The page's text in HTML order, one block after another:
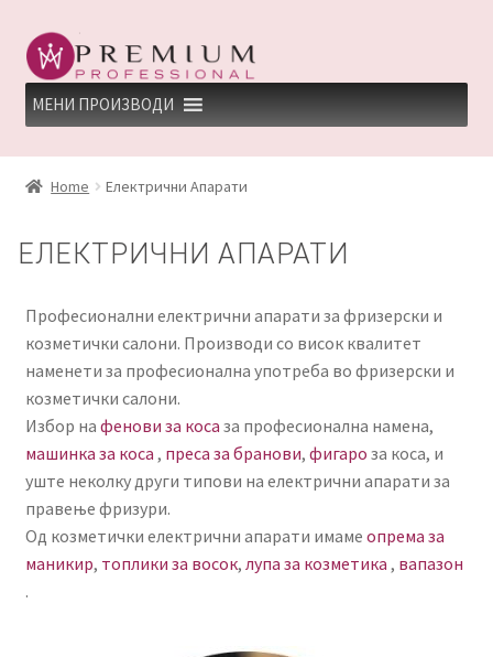
Skip
to
navigation
Skip
to
content
МЕНИ ПРОИЗВОДИ
HOME
UNDP
КЕРАТИНСКИ ТРЕМАН BY KYANA QUEEN
КОШНИЧКА
НАШИ БРЕНДОВИ ЗА КОЗМЕТИКА И ФРИЗЕРАЈ
Home Електрични Апарати
ЕЛЕКТРИЧНИ АПАРАТИ
Професионални електрични апарати за фризерски и
козметички салони. Производи со висок квалитет
наменети за професионална употреба во фризерски и
козметички салони.
Избор на фенови за коса за професионална намена,
машинка за коса , преса за бранови, фигаро за коса, и
уште неколку други типови на електрични апарати за
правење фризури.
Од козметички електрични апарати имаме опрема за
маникир, топлики за восок, лупа за козметика , вапазон
.